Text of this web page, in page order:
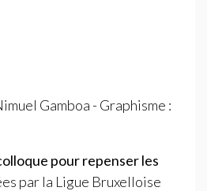
Gamboa - Graphisme :
pour repenser les
par la Ligue Bruxelloise